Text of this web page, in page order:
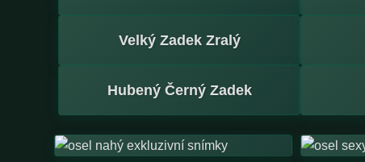
Velký Zadek Zralý
Hubený Černý Zadek